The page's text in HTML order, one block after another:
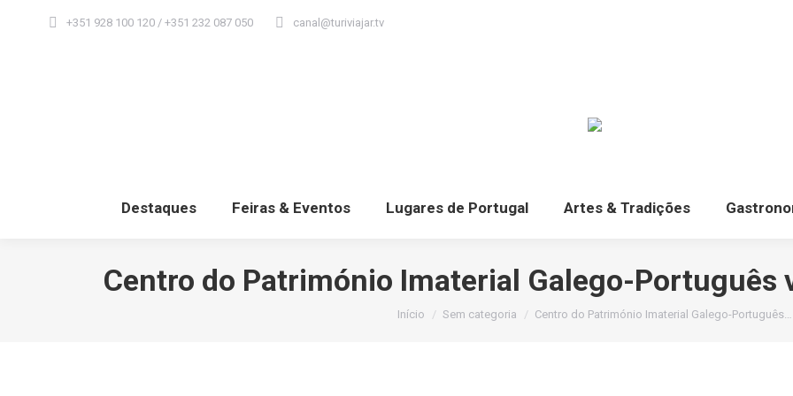
+351 928 100 120 / +351 232 087 050 canal@turiviajar.tv
Destaques Feiras & Eventos Lugares de Portugal Artes & Tradições
Centro do Património Imaterial Galego-Português
Você está aqui:
Início Sem categoria Centro do Património Imaterial Galego-Português…